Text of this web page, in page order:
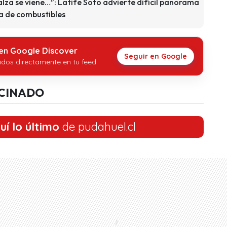
de combustibles
Google Discover
directamente en tu feed.
Seguir en Google
lo último de pudahuel.cl